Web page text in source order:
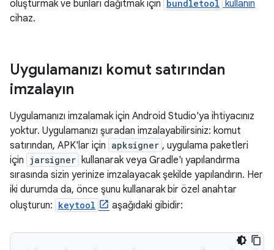
oluşturmak ve bunları dağıtmak için bundletool kullanın
cihaz.
Uygulamanızı komut satırından
imzalayın
Uygulamanızı imzalamak için Android Studio'ya ihtiyacınız
yoktur. Uygulamanızı şuradan imzalayabilirsiniz: komut
satırından, APK'lar için apksigner , uygulama paketleri
için jarsigner kullanarak veya Gradle'ı yapılandırma
sırasında sizin yerinize imzalayacak şekilde yapılandırın. Her
iki durumda da, önce şunu kullanarak bir özel anahtar
oluşturun: keytool aşağıdaki gibidir: